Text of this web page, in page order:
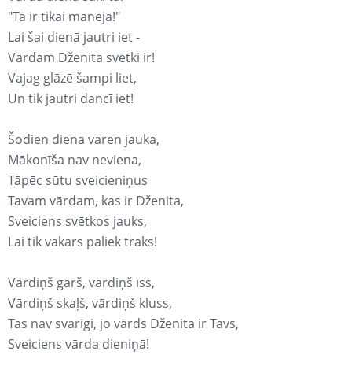
"Tā ir tikai manējā!"
Lai šai dienā jautri iet -
Vārdam Dženita svētki ir!
Vajag glāzē šampi liet,
Un tik jautri dancī iet!
Šodien diena varen jauka,
Mākonīša nav neviena,
Tāpēc sūtu sveicieniņus
Tavam vārdam, kas ir Dženita,
Sveiciens svētkos jauks,
Lai tik vakars paliek traks!
Vārdiņš garš, vārdiņš īss,
Vārdiņš skaļš, vārdiņš kluss,
Tas nav svarīgi, jo vārds Dženita ir Tavs,
Sveiciens vārda dieniņā!